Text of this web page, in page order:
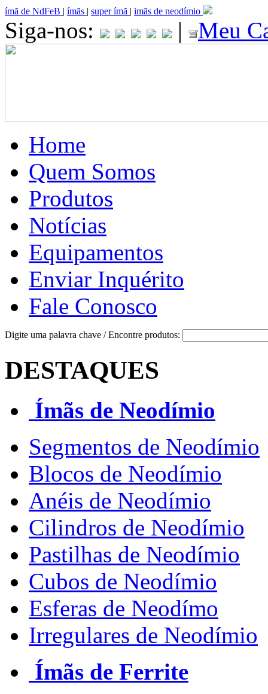
ímã de NdFeB | ímãs | super ímã | imãs de neodímio
Siga-nos: | Meu
Home
Quem Somos
Produtos
Notícias
Equipamentos
Enviar Inquérito
Fale Conosco
Digite uma palavra chave / Encontre produtos:
DESTAQUES
Ímãs de Neodímio
Segmentos de Neodímio
Blocos de Neodímio
Anéis de Neodímio
Cilindros de Neodímio
Pastilhas de Neodímio
Cubos de Neodímio
Esferas de Neodímo
Irregulares de Neodímio
Ímãs de Ferrite